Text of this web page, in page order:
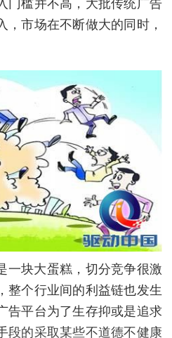
门槛并不高，大批传统广告
，市场在不断做大的同时，
一块大蛋糕，切分竞争很激
整个行业间的利益链也发生
告平台为了生存抑或是追求
段的采取某些不道德不健康